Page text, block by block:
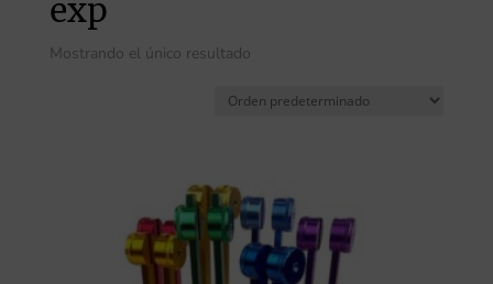
exp
Mostrando el único resultado